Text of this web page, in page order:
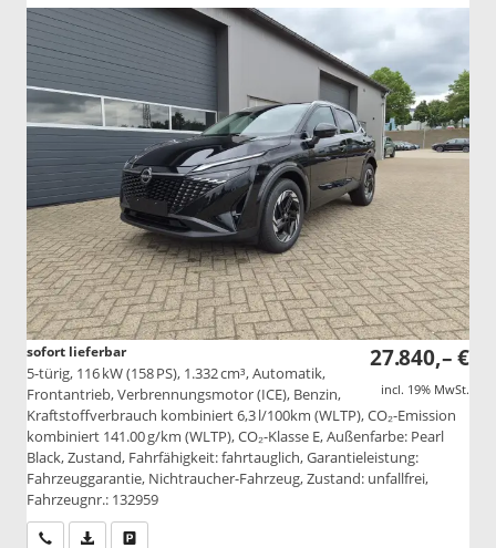
27.840,– €
incl. 19% MwSt.
sofort lieferbar
5-türig, 116 kW (158 PS), 1.332 cm³, Automatik,
Frontantrieb, Verbrennungsmotor (ICE), Benzin,
Kraftstoffverbrauch kombiniert 6,3 l/100km (WLTP), CO₂-Emission
kombiniert 141.00 g/km (WLTP), CO₂-Klasse E, Außenfarbe: Pearl
Black, Zustand, Fahrfähigkeit: fahrtauglich, Garantieleistung:
Fahrzeuggarantie, Nichtraucher-Fahrzeug, Zustand: unfallfrei,
Fahrzeugnr.: 132959
Wir rufen Sie anPDF-Datei, Fahrzeugexposé drucken